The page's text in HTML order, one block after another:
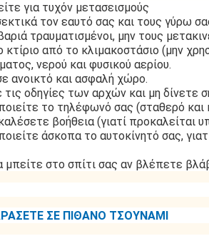
για τυχόν μετασεισμούς
τον εαυτό σας και τους γύρω
τραυματισμένοι, μην τους
κτίριο από το κλιμακοστάσιο (μην
νερού και φυσικού αερίου.
ανοικτό και ασφαλή χώρο.
τις οδηγίες των αρχών και μη δίνετε
το τηλέφωνό σας (σταθερό
βοήθεια (γιατί
άσκοπα το αυτοκίνητό σας,
μπείτε στο σπίτι σας αν βλέπετε
ΣΕ ΠΙΘΑΝΟ ΤΣΟΥΝΑΜΙ